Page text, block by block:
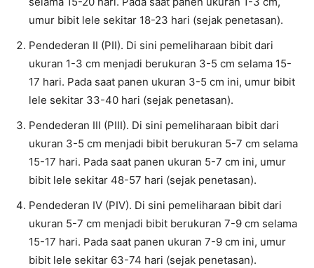
umur bibit lele sekitar 18-23 hari (sejak penetasan).
Pendederan II (PII). Di sini pemeliharaan bibit dari
ukuran 1-3 cm menjadi berukuran 3-5 cm selama 15-
17 hari. Pada saat panen ukuran 3-5 cm ini, umur bibit
lele sekitar 33-40 hari (sejak penetasan).
Pendederan III (PIII). Di sini pemeliharaan bibit dari
ukuran 3-5 cm menjadi bibit berukuran 5-7 cm selama
15-17 hari. Pada saat panen ukuran 5-7 cm ini, umur
bibit lele sekitar 48-57 hari (sejak penetasan).
Pendederan IV (PIV). Di sini pemeliharaan bibit dari
ukuran 5-7 cm menjadi bibit berukuran 7-9 cm selama
15-17 hari. Pada saat panen ukuran 7-9 cm ini, umur
bibit lele sekitar 63-74 hari (sejak penetasan).